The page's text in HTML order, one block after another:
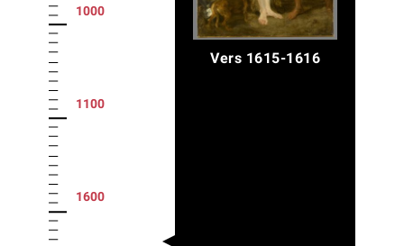
1000
1100
1600
Vers 1615-1616